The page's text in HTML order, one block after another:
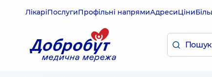
ЛікаріПослугиПрофільні напрямиАдресиЦіни